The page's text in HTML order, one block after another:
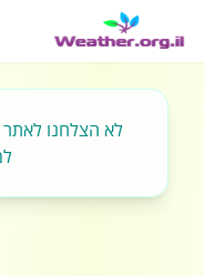
לא הצלחנו